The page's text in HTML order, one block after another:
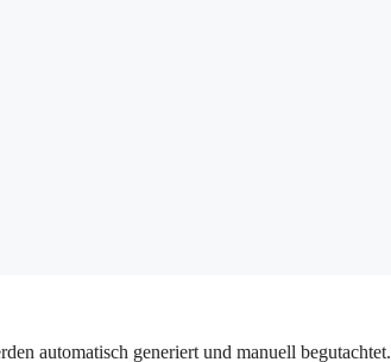
automatisch generiert und manuell begutachtet.